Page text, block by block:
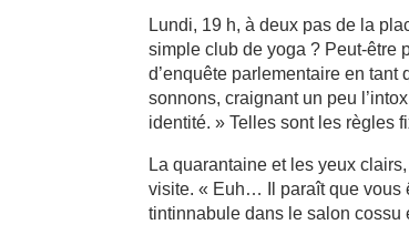
Lundi, 19 h, à deux pas de la
simple club de yoga ? Peut-être
d’enquête parlementaire en
sonnons, craignant un peu
identité. » Telles sont les règles
La quarantaine et les yeux
visite. « Euh… Il paraît que vous
tintinnabule dans le salon cossu